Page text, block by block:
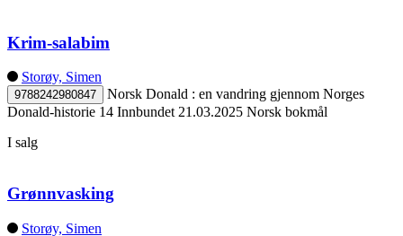
Krim-salabim
Storøy, Simen
9788242980847
Norsk Donald : en vandring gjennom Norges
Donald-historie 14 Innbundet 21.03.2025 Norsk bokmål
I salg
Grønnvasking
Storøy, Simen